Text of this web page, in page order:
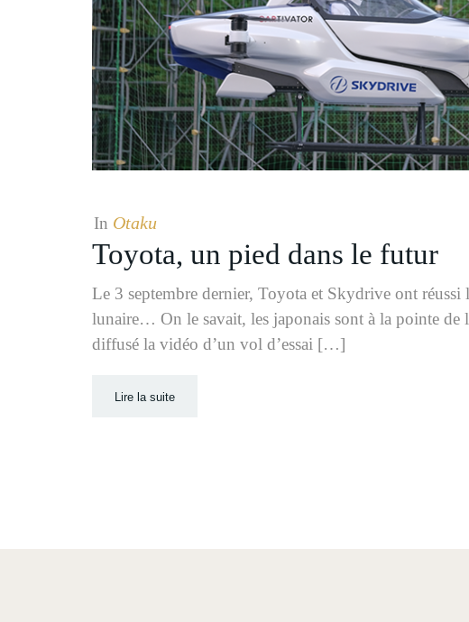
In Otaku
Toyota, un pied dans le futur
Le 3 septembre dernier, Toyota et Skydrive ont
lunaire… On le savait, les japonais sont à la pointe
diffusé la vidéo d’un vol d’essai […]
Lire la suite